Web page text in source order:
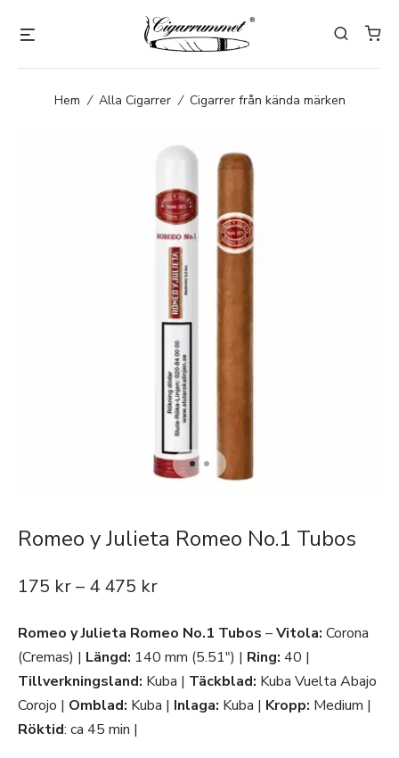
Hem / Alla Cigarrer / Cigarrer från kända märken
Romeo y Julieta Romeo No.1 Tubos
175 kr– 4 475 kr
Romeo y Julieta Romeo No.1 Tubos –Vitola: Corona
(Cremas) | Längd: 140 mm (5.51″) | Ring: 40 |
Tillverkningsland: Kuba | Täckblad: Kuba Vuelta Abajo
Corojo | Omblad: Kuba | Inlaga: Kuba | Kropp: Medium |
Röktid: ca 45 min |